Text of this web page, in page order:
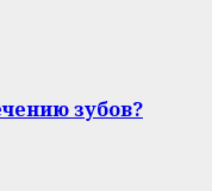
зубов?